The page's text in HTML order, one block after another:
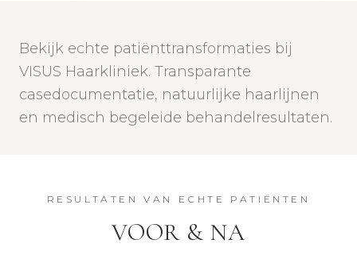
Bekijk echte patiënttransformaties bij
VISUS Haarkliniek. Transparante
casedocumentatie, natuurlijke haarlijnen
en medisch begeleide behandelresultaten.
RESULTATEN VAN ECHTE PATIËNTEN
VOOR & NA